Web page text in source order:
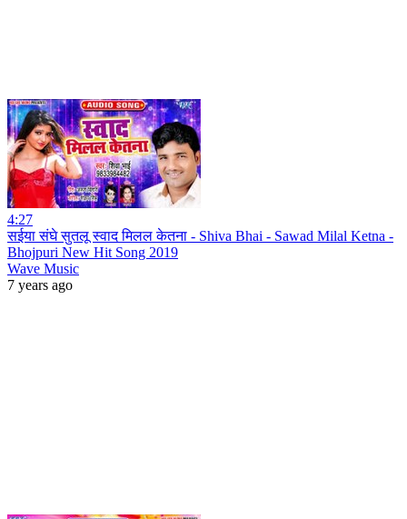
4:27
सईया संघे सुतलू स्वाद मिलल केतना - Shiva Bhai - Sawad Milal Ketna -
Bhojpuri New Hit Song 2019
Wave Music
7 years ago